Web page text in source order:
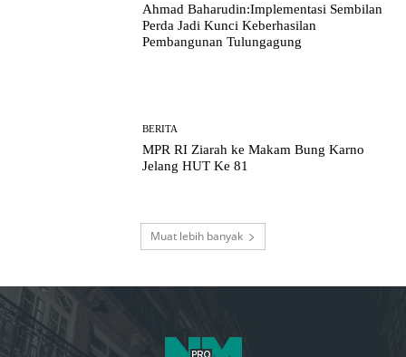
Ahmad Baharudin:Implementasi Sembilan
Perda Jadi Kunci Keberhasilan
Pembangunan Tulungagung
BERITA
MPR RI Ziarah ke Makam Bung Karno
Jelang HUT Ke 81
Muat lebih banyak